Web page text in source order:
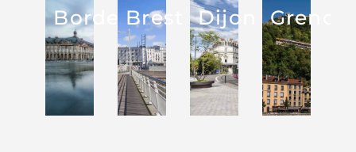
Bordeaux
Brest Dijon